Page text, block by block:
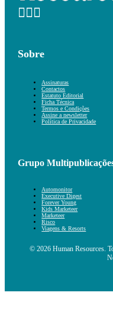
Sobre
Assinaturas
Contactos
Estatuto Editorial
Ficha Técnica
Termos e Condições
Assine a newsletter
Política de Privacidade
Grupo
Automonitor
Executive Digest
Forever Young
Kids Marketeer
Marketeer
Risco
Viagens & Resorts
© 2026 Human Resources.